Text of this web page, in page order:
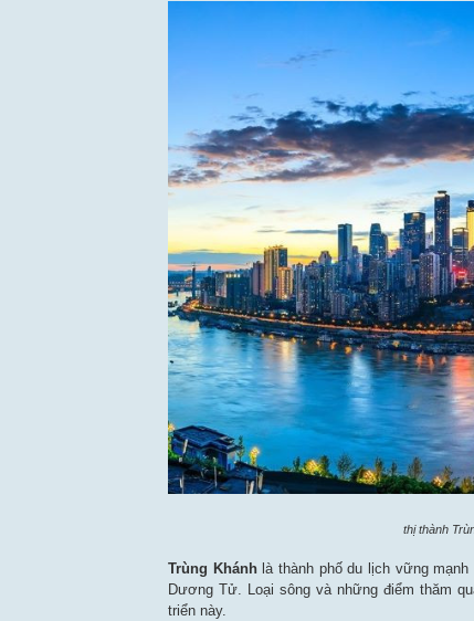
thị thành
Trùng Khánh là thành phố du lịch vững
Dương Tử. Loại sông và những điểm thăm
triển này.